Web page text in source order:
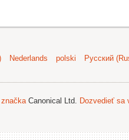
Nederlands polski Русский
Canonical Ltd. Dozvedieť sa